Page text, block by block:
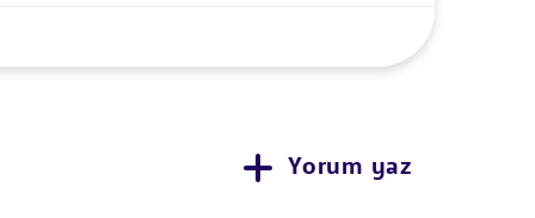
Yorum yaz